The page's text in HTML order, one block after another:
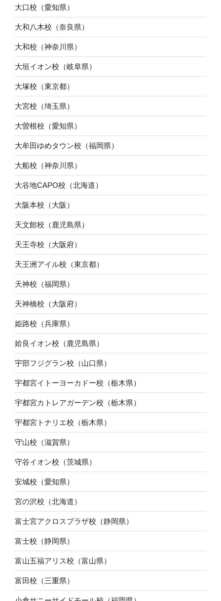
大口校（愛知県）
大和八木校（奈良県）
大和校（神奈川県）
大垣イオン校（岐阜県）
大塚校（東京都）
大宮校（埼玉県）
大曽根校（愛知県）
大牟田ゆめタウン校（福岡県）
大船校（神奈川県）
大谷地CAPO校（北海道）
大阪本校（大阪）
天文館校（鹿児島県）
天王寺校（大阪府）
天王洲アイル校（東京都）
天神校（福岡県）
天神橋校（大阪府）
姫路校（兵庫県）
姶良イオン校（鹿児島県）
宇部フジグラン校（山口県）
宇都宮イトーヨーカドー校（栃木県）
宇都宮カトレアガーデン校（栃木県）
宇都宮トナリエ校（栃木県）
守山校（滋賀県）
守谷イオン校（茨城県）
安城校（愛知県）
宮の沢校（北海道）
富士宮アクロスプラザ校（静岡県）
富士校（静岡県）
富山五福アリス校（富山県）
富田校（三重県）